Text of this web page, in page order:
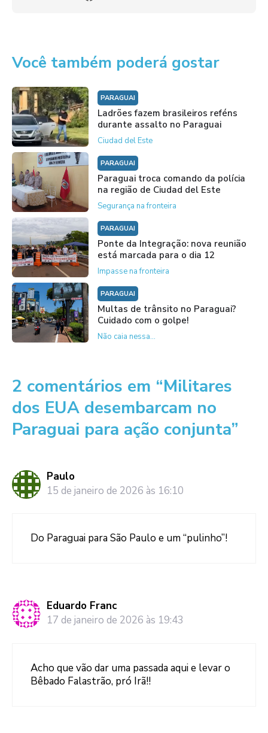
Você também poderá gostar
PARAGUAI
Ladrões fazem brasileiros reféns
durante assalto no Paraguai
Ciudad del Este
PARAGUAI
Paraguai troca comando da polícia
na região de Ciudad del Este
Segurança na fronteira
PARAGUAI
Ponte da Integração: nova reunião
está marcada para o dia 12
Impasse na fronteira
PARAGUAI
Multas de trânsito no Paraguai?
Cuidado com o golpe!
Não caia nessa...
2 comentários em “Militares
dos EUA desembarcam no
Paraguai para ação conjunta”
Paulo
15 de janeiro de 2026 às 16:10
Do Paraguai para São Paulo e um “pulinho”!
Eduardo Franc
17 de janeiro de 2026 às 19:43
Acho que vão dar uma passada aqui e levar o
Bêbado Falastrão, pró Irã!!